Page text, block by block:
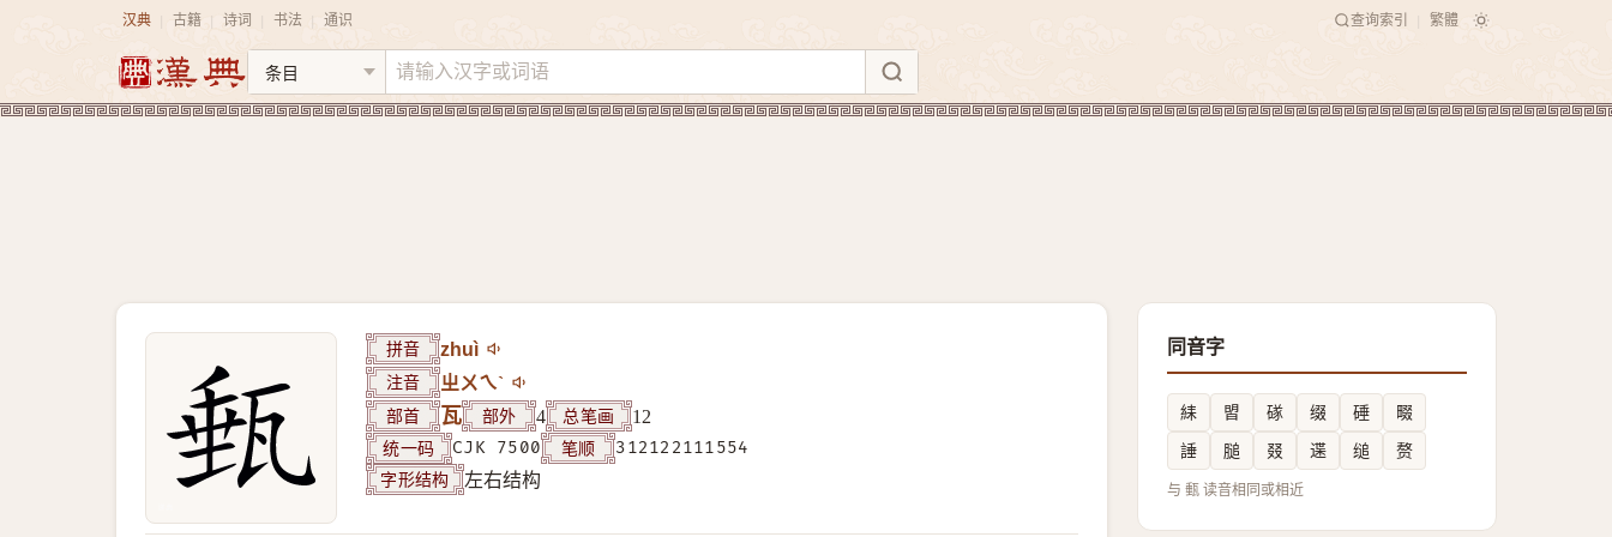
汉典 古籍 诗词 书法 通识 查询索引 繁體
拼音 zhuì
注音 ㄓㄨㄟˋ
部首 瓦 部外 4 总笔画 12
统一码 CJK 7500 笔顺 312122111554
字形结构 左右结构
同音字
䋘 㿢 䃍 缀 硾
畷
諈
膇 叕 䢡 缒 赘
与 甀 读音相同或相近